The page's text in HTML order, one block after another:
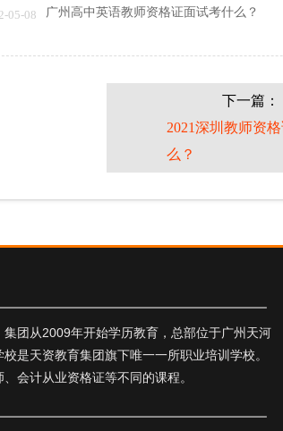
05-08 广州高中英语教师资格证面试考什么？
下一篇：
2021深圳教师资
么？
团从2009年开始学历教育，总部位于广州天河
是天资教育集团旗下唯一一所职业培训学校。
会计从业资格证等不同的课程。